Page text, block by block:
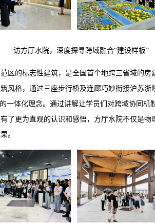
访方厅水院，深度探寻跨域融合“建设样板”
区的标志性建筑，是全国首个地跨三省域的房
风格，通过三座步行桥及连廊巧妙衔接沪苏浙
一体化理念。通过讲解让学员们对跨域协同机
了更为直观的认识和感悟，方厅水院不仅是物
。